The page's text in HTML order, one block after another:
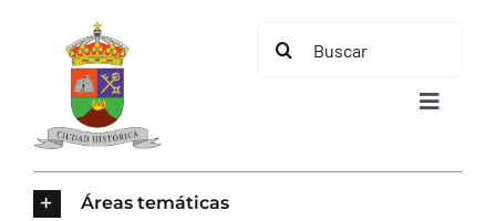
contenido
Buscar:
Toggle
Áreas temáticas